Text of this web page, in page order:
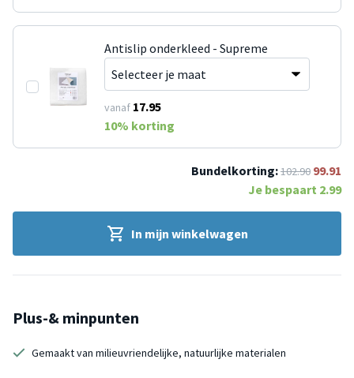
Antislip onderkleed - Supreme
vanaf 17.95
10% korting
Bundelkorting:102.90 99.91
Je bespaart 2.99
In mijn winkelwagen
Plus-& minpunten
Gemaakt van milieuvriendelijke, natuurlijke materialen